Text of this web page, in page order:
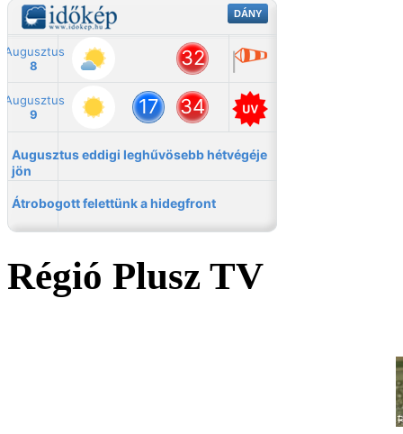
Régió Plusz TV